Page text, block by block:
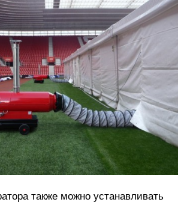
также можно устанавливать